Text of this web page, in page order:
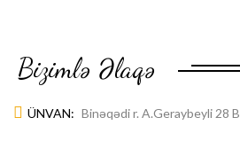
Bizimlə Əlaqə
ÜNVAN: Binəqədi r. A.Geraybeyli 28 B